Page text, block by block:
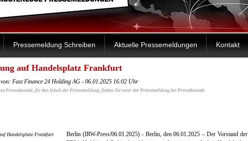
Pressemeldung Schreiben Aktuelle Pressemeldungen Kontakt
auf Handelsplatz Frankfurt
von: Fast Finance 24 Holding AG - 06.01.2025 16:02 Uhr
Pressekontakt, für den Inhalt der Pressemeldung, finden Sie unter der Pressemeldung bei Pressekontakt.
Berlin (IRW-Press/06.01.2025) - Berlin, den 06.01.2025 – Der Vorstand der